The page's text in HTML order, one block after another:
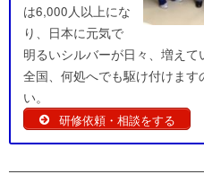
は6,000人以上にな
り、日本に元気で
明るいシルバーが日々、増えて
全国、何処へでも駆け付けます
い。
研修依頼・相談をする